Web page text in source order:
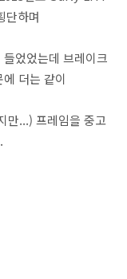
단하며
었었는데 브레이크
더는 같이
만...) 프레임을 중고